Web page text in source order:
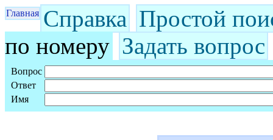
Главная Справка Простой
по номеру Задать вопрос
Вопрос
Ответ
Имя